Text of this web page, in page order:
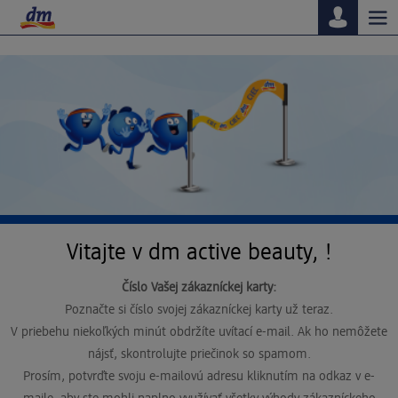
Vitajte v dm active beauty, !
Číslo Vašej zákazníckej karty:
Poznačte si číslo svojej zákazníckej karty už teraz.
V priebehu niekoľkých minút obdržíte uvítací e-mail. Ak ho nemôžete
nájsť, skontrolujte priečinok so spamom.
Prosím, potvrďte svoju e-mailovú adresu kliknutím na odkaz v e-